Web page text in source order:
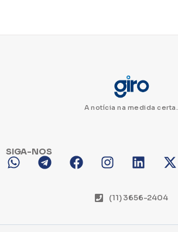
A notícia na medida certa.
SIGA-NOS
(11) 3656-2404